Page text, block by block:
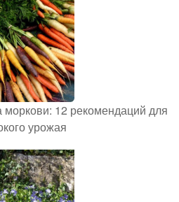
12 рекомендаций для
урожая